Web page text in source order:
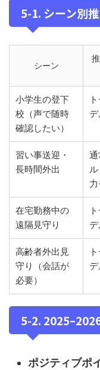
5‑1. シーン別
シーン
小学生の登下
校（声で随時
確認したい）
習い事送迎・
長時間外出
在宅勤務中の
遠隔見守り
高齢者外出見
守り（会話が
必要）
5‑2.
ポジティブポ